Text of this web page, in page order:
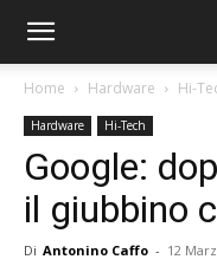
Home Hardware Hi-
Hardware Hi-Tech
Google:
il giubbino
Di Antonino Caffo - 12